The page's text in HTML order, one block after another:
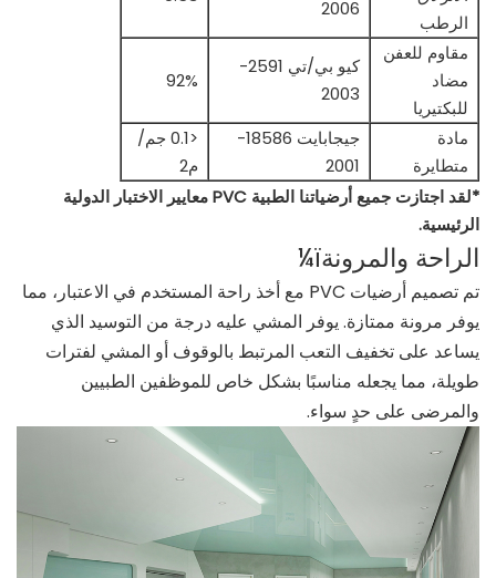
الرطب
2006
مقاوم للعفن
مضاد
للبكتيريا
كيو بي/تي 2591-
2003
92%
مادة
متطايرة
جيجابايت 18586-
2001
<0.1 جم/
م2
*لقد اجتازت جميع أرضياتنا الطبية PVC معايير الاختبار الدولية
الرئيسية.
الراحة والمرونةï¼
تم تصميم أرضيات PVC مع أخذ راحة المستخدم في الاعتبار، مما
يوفر مرونة ممتازة. يوفر المشي عليه درجة من التوسيد الذي
يساعد على تخفيف التعب المرتبط بالوقوف أو المشي لفترات
طويلة، مما يجعله مناسبًا بشكل خاص للموظفين الطبيين
والمرضى على حدٍ سواء.